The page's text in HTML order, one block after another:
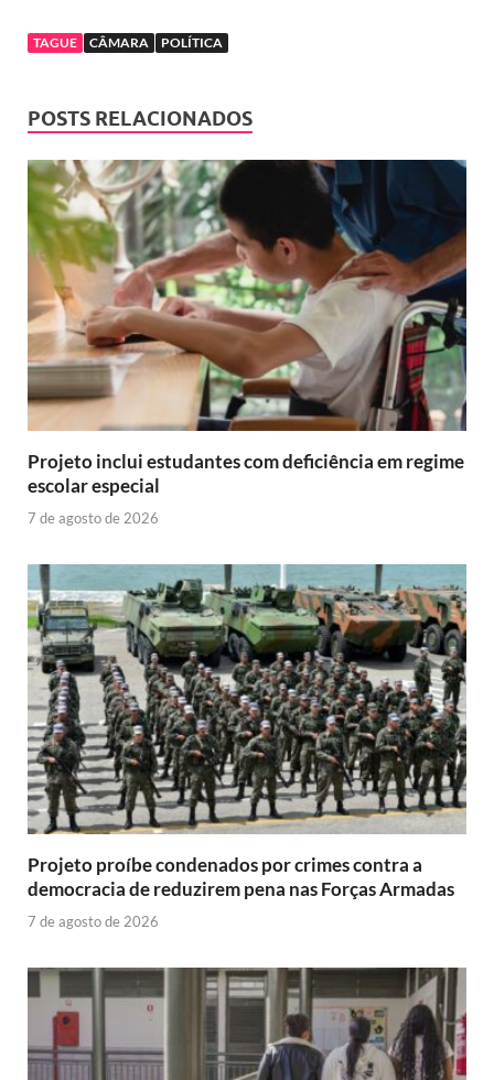
TAGUE CÂMARA POLÍTICA
POSTS RELACIONADOS
Projeto inclui estudantes com deficiência em regime
escolar especial
7 de agosto de 2026
Projeto proíbe condenados por crimes contra a
democracia de reduzirem pena nas Forças Armadas
7 de agosto de 2026